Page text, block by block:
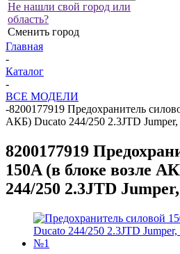
Не нашли свой город или
область?
Сменить город
Главная
-
Каталог
-
ВСЕ МОДЕЛИ
-8200177919 Предохранитель
АКБ) Ducato 244/250 2.3JTD
8200177919
150A (в блоке возле
244/250 2.3JTD